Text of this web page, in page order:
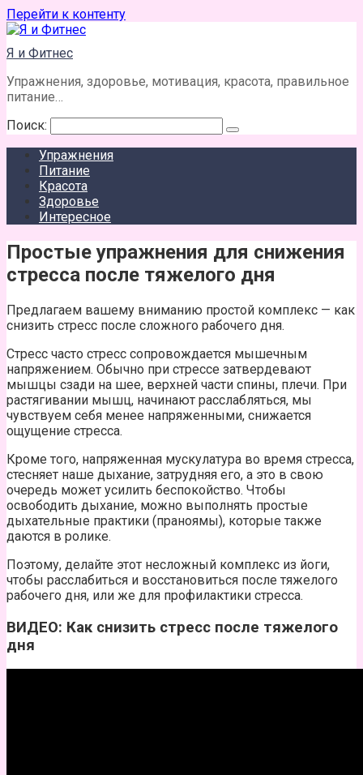
Перейти к контенту
Я и Фитнес
Упражнения, здоровье, мотивация, красота, правильное
питание…
Поиск:
Упражнения
Питание
Красота
Здоровье
Интересное
Простые упражнения для снижения
стресса после тяжелого дня
Предлагаем вашему вниманию простой комплекс — как
снизить стресс после сложного рабочего дня.
Стресс часто стресс сопровождается мышечным
напряжением. Обычно при стрессе затвердевают
мышцы сзади на шее, верхней части спины, плечи. При
растягивании мышц, начинают расслабляться, мы
чувствуем себя менее напряженными, снижается
ощущение стресса.
Кроме того, напряженная мускулатура во время стресса,
стесняет наше дыхание, затрудняя его, а это в свою
очередь может усилить беспокойство. Чтобы
освободить дыхание, можно выполнять простые
дыхательные практики (праноямы), которые также
даются в ролике.
Поэтому, делайте этот несложный комплекс из йоги,
чтобы расслабиться и восстановиться после тяжелого
рабочего дня, или же для профилактики стресса.
ВИДЕО: Как снизить стресс после тяжелого
дня